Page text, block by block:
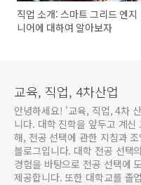
직업 소개: 스마트 그리드 엔지
니어에 대하여 알아보자
교육, 직업, 4차산업
안녕하세요! '교육, 직업, 4차
니다. 대학 진학을 앞두고 계신
해, 전공 선택에 관한 지침과
블로그입니다. 대학 전공 선택
경험을 바탕으로 전공 선택에
제공합니다. 또한 대학교를 졸